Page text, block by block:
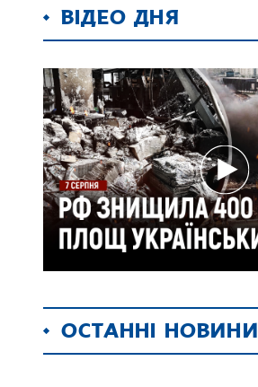
ВІДЕО ДНЯ
ОСТАННІ НОВИНИ